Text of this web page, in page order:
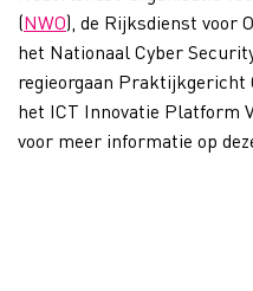
(NWO), de Rijksdienst voor
het Nationaal Cyber
regieorgaan Praktijkgericht
het ICT Innovatie Platform
voor meer informatie op